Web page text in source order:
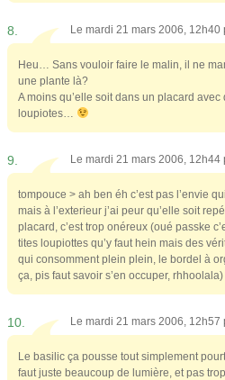
8. Le mardi 21 mars 2006, 12h40
Heu… Sans vouloir faire le malin, il ne
une plante là?
A moins qu’elle soit dans un placard avec
loupiotes…
9. Le mardi 21 mars 2006, 12h44
tompouce > ah ben éh c’est pas l’envie
mais à l’exterieur j’ai peur qu’elle soit
placard, c’est trop onéreux (oué passke
tites loupiottes qu’y faut hein mais des
qui consomment plein plein, le bordel à
ça, pis faut savoir s’en occuper, rhhoolala)
10. Le mardi 21 mars 2006, 12h57
Le basilic ça pousse tout simplement
faut juste beaucoup de lumière, et pas